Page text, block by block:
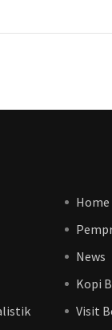
Home
News
Kopi
Visit